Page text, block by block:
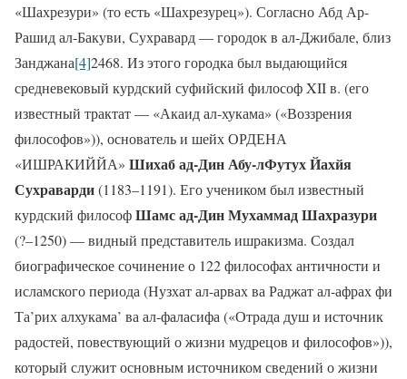
«Шахрезури» (то есть «Шахрезурец»). Согласно Абд Ар-
Рашид ал-Бакуви, Сухравард — городок в ал-Джибале, близ
Занджана[4]2468. Из этого городка был выдающийся
средневековый курдский суфийский философ XII в. (его
известный трактат — «Акаид ал-хукама» («Воззрения
философов»)), основатель и шейх ОРДЕНА
«ИШРАКИЙЙА» Шихаб ад-Дин Абу-лФутух Йахйя
Сухраварди(1183–1191). Его учеником был известный
курдский философШамс ад-Дин Мухаммад Шахразури
(?–1250) — видный представитель ишракизма. Создал
биографическое сочинение о 122 философах античности и
исламского периода (Нузхат ал-арвах ва Раджат ал-афрах фи
Та’рих алхукама’ ва ал-фаласифа («Отрада душ и источник
радостей, повествующий о жизни мудрецов и философов»)),
который служит основным источником сведений о жизни